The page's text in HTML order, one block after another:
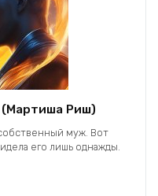
(Мартиша Риш)
муж. Вот
его лишь однажды.